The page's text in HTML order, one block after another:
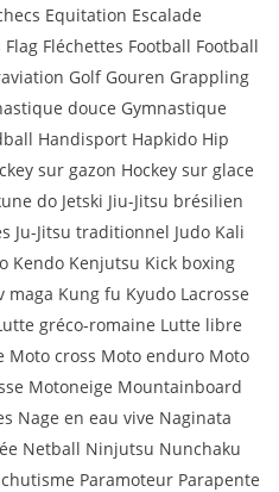
Equitation Escalade
Fléchettes Football Football
Golf Gouren Grappling
douce Gymnastique
Handisport Hapkido Hip
sur gazon Hockey sur glace
do Jetski Jiu-Jitsu brésilien
Ju-Jitsu traditionnel Judo Kali
Kendo Kenjutsu Kick boxing
Kung fu Kyudo Lacrosse
gréco-romaine Lutte libre
cross Moto enduro Moto
Motoneige Mountainboard
Nage en eau vive Naginata
Netball Ninjutsu Nunchaku
Paramoteur Parapente